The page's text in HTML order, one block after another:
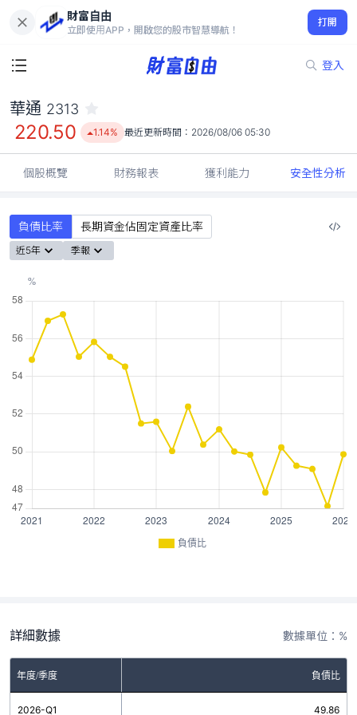
財富自由
立即使用APP，開啟您的股市智慧導航！
打開
登入
220.50
1.14%
華通 2313
220.50 1.14% 最近更新時間： 2026/08/06 05:30
個股概覽 財務報表 獲利能力 安全性分析
負債比率 長期資金佔固定資產比率
近5年 季報
負債比
詳細數據 數據單位：%
年度/季度 負債比
2026-Q1 49.86